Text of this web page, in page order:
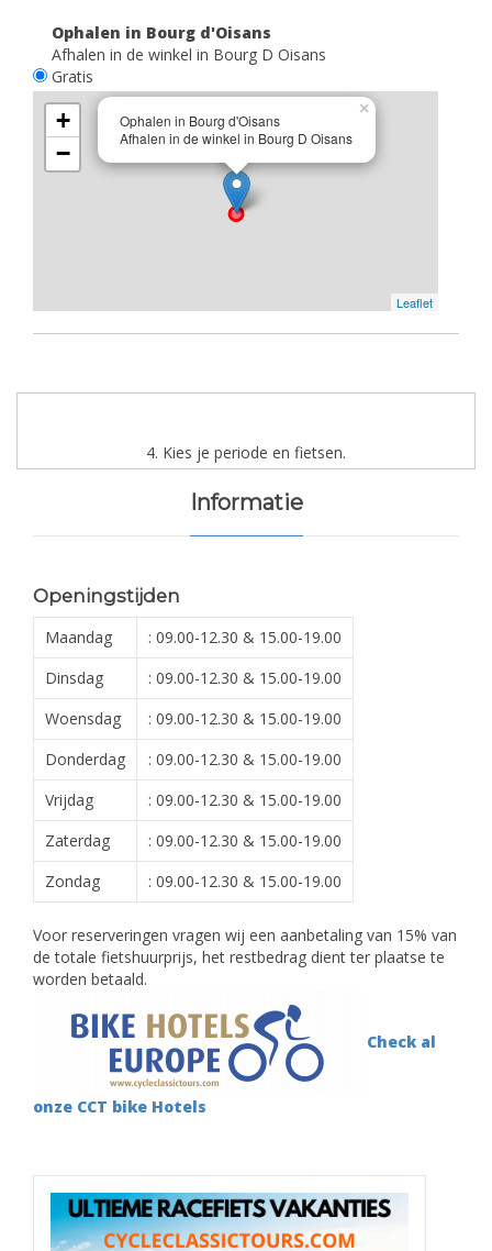
Ophalen in Bourg d'Oisans
Afhalen in de winkel in Bourg D Oisans
Gratis
Ophalen in Bourg d'Oisans
Afhalen in de winkel in Bourg D Oisans
×
+
−
Leaflet
4. Kies je periode en fietsen.
Informatie
Openingstijden
Maandag
: 09.00-12.30 & 15.00-19.00
Dinsdag
: 09.00-12.30 & 15.00-19.00
Woensdag
: 09.00-12.30 & 15.00-19.00
Donderdag
: 09.00-12.30 & 15.00-19.00
Vrijdag
: 09.00-12.30 & 15.00-19.00
Zaterdag
: 09.00-12.30 & 15.00-19.00
Zondag
: 09.00-12.30 & 15.00-19.00
Voor reserveringen vragen wij een aanbetaling van 15% van
de totale fietshuurprijs, het restbedrag dient ter plaatse te
worden betaald.
Check al
onze CCT bike Hotels